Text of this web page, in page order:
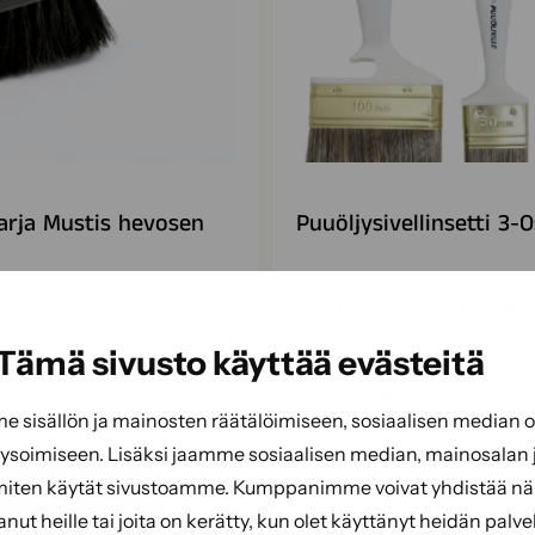
sivusto käyttää evästeitä
sisällön ja mainosten räätälöimiseen, sosiaalisen median
Lisäksi jaamme sosiaalisen median,
käytät sivustoamme. Kumppanimme voivat yhdistää
heille tai joita on kerätty, kun olet käyttänyt heidän
Mustis hevosen
jouhta. Pituus 30 cm.
Näytä tuote
Puuöljysivellinsetti 3-
puunsuoja-aineiden
erityisesti terassien,
ulkokalusteiden ja muiden
puupintojen
Ergonomiset…